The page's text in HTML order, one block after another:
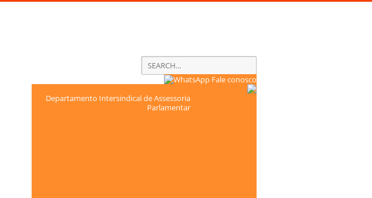
Fale conosco
Departamento Intersindical de Assessoria
Parlamentar